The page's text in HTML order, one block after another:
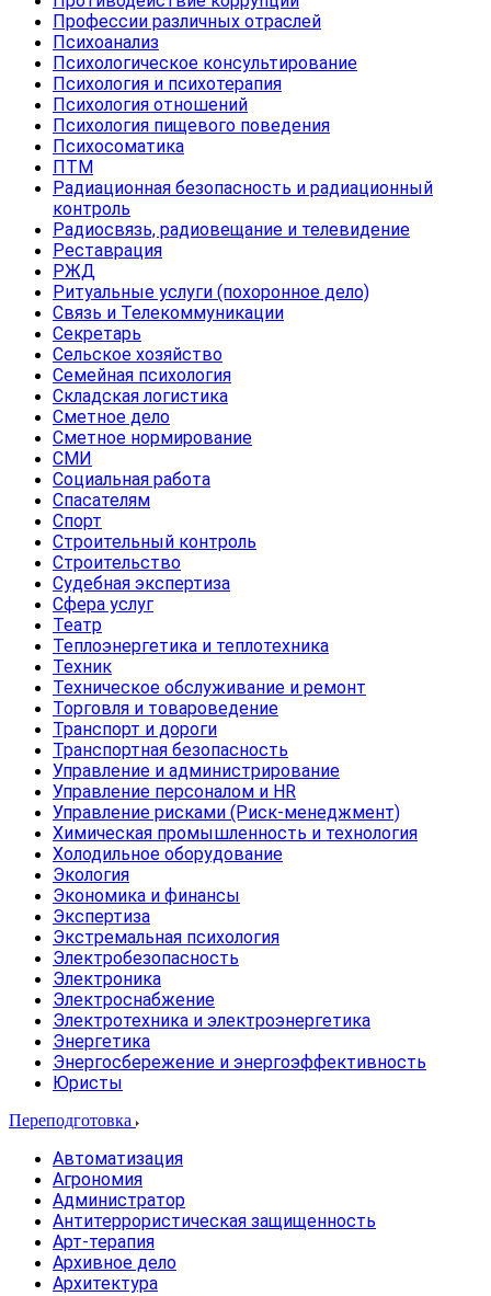
Профессии различных отраслей
Психоанализ
Психологическое консультирование
Психология и психотерапия
Психология отношений
Психология пищевого поведения
Психосоматика
ПТМ
Радиационная безопасность и радиационный
контроль
Радиосвязь, радиовещание и телевидение
Реставрация
РЖД
Ритуальные услуги (похоронное дело)
Связь и Телекоммуникации
Секретарь
Сельское хозяйство
Семейная психология
Складская логистика
Сметное дело
Сметное нормирование
СМИ
Социальная работа
Спасателям
Спорт
Строительный контроль
Строительство
Судебная экспертиза
Сфера услуг
Театр
Теплоэнергетика и теплотехника
Техник
Техническое обслуживание и ремонт
Торговля и товароведение
Транспорт и дороги
Транспортная безопасность
Управление и администрирование
Управление персоналом и HR
Управление рисками (Риск-менеджмент)
Химическая промышленность и технология
Холодильное оборудование
Экология
Экономика и финансы
Экспертиза
Экстремальная психология
Электробезопасность
Электроника
Электроснабжение
Электротехника и электроэнергетика
Энергетика
Энергосбережение и энергоэффективность
Юристы
Переподготовка
Автоматизация
Агрономия
Администратор
Антитеррористическая защищенность
Арт-терапия
Архивное дело
Архитектура